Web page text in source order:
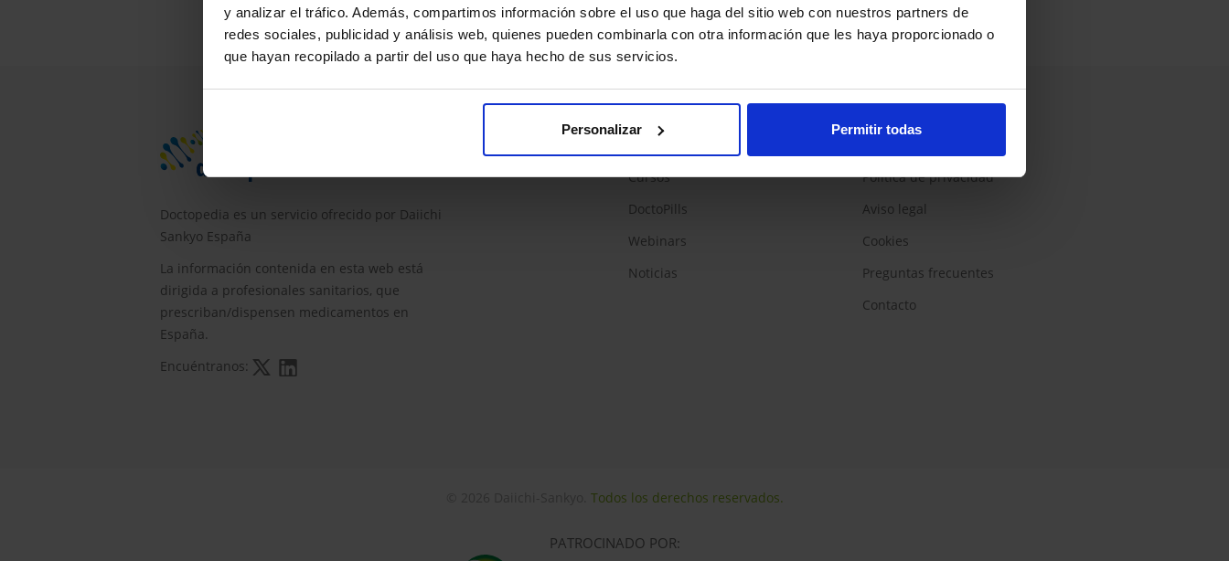
y analizar el tráfico. Además, compartimos información sobre el uso que haga del sitio web con nuestros partners de
redes sociales, publicidad y análisis web, quienes pueden combinarla con otra información que les haya proporcionado o
que hayan recopilado a partir del uso que haya hecho de sus servicios.
Personalizar Permitir todas
Doctopedia es un servicio ofrecido por Daiichi
Sankyo España
La información contenida en esta web está
dirigida a profesionales sanitarios, que
prescriban/dispensen medicamentos en
España.
Encuéntranos:
Explorar
Cursos
DoctoPills
Webinars
Noticias
Información
Política de privacidad
Aviso legal
Cookies
Preguntas frecuentes
Contacto
Todos los derechos reservados.
PATROCINADO POR: